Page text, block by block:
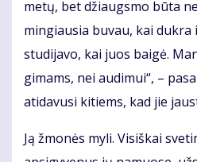
me­tų, bet džiaugs­mo bū­ta
min­giau­sia bu­vau, kai duk­ra
stu­di­ja­vo, kai juos bai­gė.
gi­mams, nei au­di­mui“, –
ati­da­vu­si ki­tiems, kad jie
Ją žmo­nės my­li. Vi­siš­kai